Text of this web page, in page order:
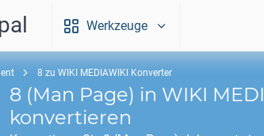
Werkzeuge
8 zu WIKI MEDIAWIKI Konverter
8 (Man Page) in WIKI
konvertieren